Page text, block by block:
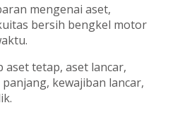
mengenai aset,
bersih bengkel motor
aset tetap, aset lancar,
kewajiban lancar,